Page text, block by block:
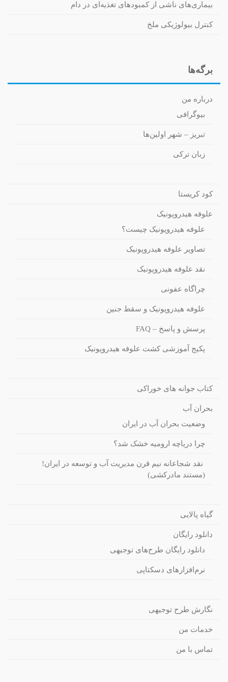
بیماری‌های ناشی از کمبودهای تغذیه‌ای در دام
کنترل بیولوژیکی ملخ
برگه‌ها
درباره من
بیوگرافی
تبریز – شهر اولین‌ها
زبان ترکی
کود کریستا
علوفه هیدروپونیک
علوفه هیدروپونیک چیست؟
تصاویر علوفه هیدروپونیک
نقد علوفه هیدروپونیک
چراگاه عفونی
علوفه هیدروپونیک و سقط جنین
پرسش و پاسخ – FAQ
پکیج آموزشی کشت علوفه هیدروپونیک
کتاب جوانه های خوراکی
بحران آب
وضعیت بحران آب در ایران
چرا دریاچه ارومیه خشک شد؟
نقد شجاعانه نیم قرن مدیریت آب و توسعه در ایران!
(مستند مادرکشی)
گیاه پالایی
دانلود رایگان
دانلود رایگان طرح‌های توجیهی
نرم‌افزارهای دسکتاپی
نگارش طرح توجیهی
خدمات من
تماس با من